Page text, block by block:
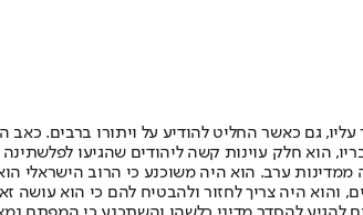
הוא חלק עוינות קשה ליהודים שהגיעו
והוא היה צריך לחזור ולהבטיח להם כי הוא עושה